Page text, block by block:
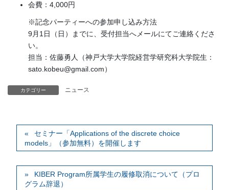
会費：4,000円
※記念パーティーへの参加申し込み方法
9月1日（日）までに、受付担当へメールにてご連絡くださ
い。
担当：佐藤勇人（神戸大学大学院経営学研究科大学院生：
sato.kobeu@gmail.com）
カテゴリー ニュース
セミナー「Applications of the discrete choice
models」（参加無料）を開催します
KIBER Program所属学生の履修取消について（プロ
グラム辞退）